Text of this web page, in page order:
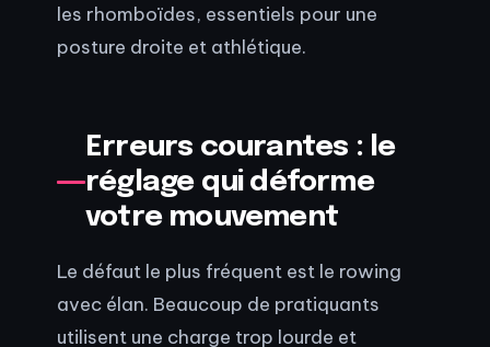
les rhomboïdes, essentiels pour une
posture droite et athlétique.
Erreurs courantes : le
réglage qui déforme
votre mouvement
Le défaut le plus fréquent est le rowing
avec élan. Beaucoup de pratiquants
utilisent une charge trop lourde et